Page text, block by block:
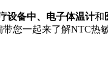
设备中、电子体温计和
您一起来了解NTC热